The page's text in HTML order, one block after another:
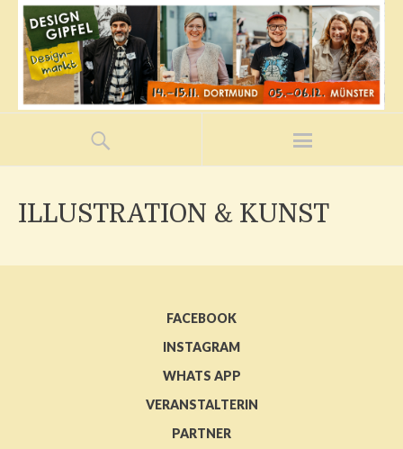
ILLUSTRATION & KUNST
FACEBOOK
INSTAGRAM
WHATS APP
VERANSTALTERIN
PARTNER